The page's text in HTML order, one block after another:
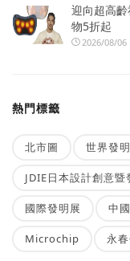
迎向超高
物5折起
2026/08/06
熱門標籤
北市圖 世界發
JDIE日本設計創意暨
國際發明展 中
Microchip 永